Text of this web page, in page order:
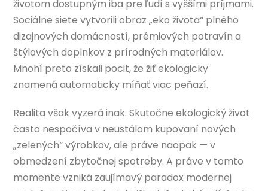
životom dostupným iba pre ľudí s vyššími príjmami.
Sociálne siete vytvorili obraz „eko života“ plného
dizajnových domácností, prémiových potravín a
štýlových doplnkov z prírodných materiálov.
Mnohí preto získali pocit, že žiť ekologicky
znamená automaticky míňať viac peňazí.
Realita však vyzerá inak. Skutočne ekologický život
často nespočíva v neustálom kupovaní nových
„zelených“ výrobkov, ale práve naopak — v
obmedzení zbytočnej spotreby. A práve v tomto
momente vzniká zaujímavý paradox modernej